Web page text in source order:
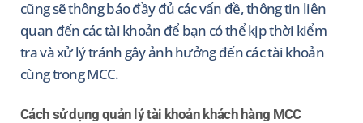
cũng sẽ thông báo đầy đủ các vấn đề, thông tin liên
quan đến các tài khoản để bạn có thể kịp thời kiểm
tra và xử lý tránh gây ảnh hưởng đến các tài khoản
cùng trong MCC.
Cách sử dụng quản lý tài khoản khách hàng MCC